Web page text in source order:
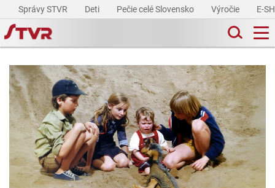
Správy STVR Deti Pečie celé Slovensko Výročie E-